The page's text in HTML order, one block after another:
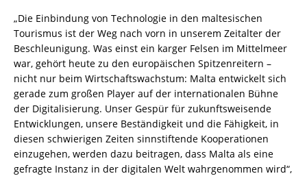
„Die Einbindung von Technologie in den maltesischen
Tourismus ist der Weg nach vorn in unserem Zeitalter der
Beschleunigung. Was einst ein karger Felsen im Mittelmeer
war, gehört heute zu den europäischen Spitzenreitern –
nicht nur beim Wirtschaftswachstum: Malta entwickelt sich
gerade zum großen Player auf der internationalen Bühne
der Digitalisierung. Unser Gespür für zukunftsweisende
Entwicklungen, unsere Beständigkeit und die Fähigkeit, in
diesen schwierigen Zeiten sinnstiftende Kooperationen
einzugehen, werden dazu beitragen, dass Malta als eine
gefragte Instanz in der digitalen Welt wahrgenommen wird“,